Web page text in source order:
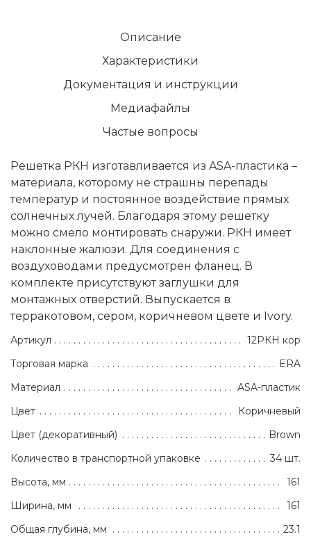
Описание
Характеристики
Документация и инструкции
Медиафайлы
Частые вопросы
Решетка РКН изготавливается из ASA-пластика –
материала, которому не страшны перепады
температур и постоянное воздействие прямых
солнечных лучей. Благодаря этому решетку
можно смело монтировать снаружи. РКН имеет
наклонные жалюзи. Для соединения с
воздуховодами предусмотрен фланец. В
комплекте присутствуют заглушки для
монтажных отверстий. Выпускается в
терракотовом, сером, коричневом цвете и Ivory.
Артикул
12РКН кор
Торговая марка
ERA
Материал
ASA-пластик
Цвет
Коричневый
Цвет (декоративный)
Brown
Количество в транспортной упаковке
34 шт.
Высота, мм
161
Ширина, мм
161
Общая глубина, мм
23.1